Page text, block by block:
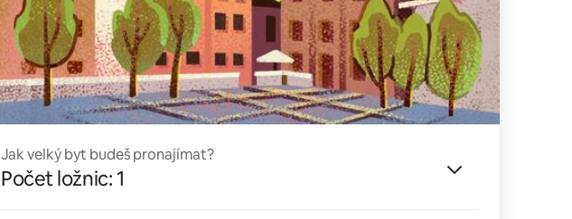
Jak velký byt budeš pronajímat?
Počet ložnic: 1